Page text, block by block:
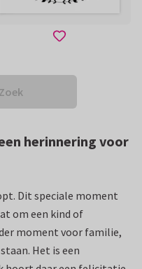
herinnering voor
Dit speciale moment
om een kind of
moment voor familie,
Het is een